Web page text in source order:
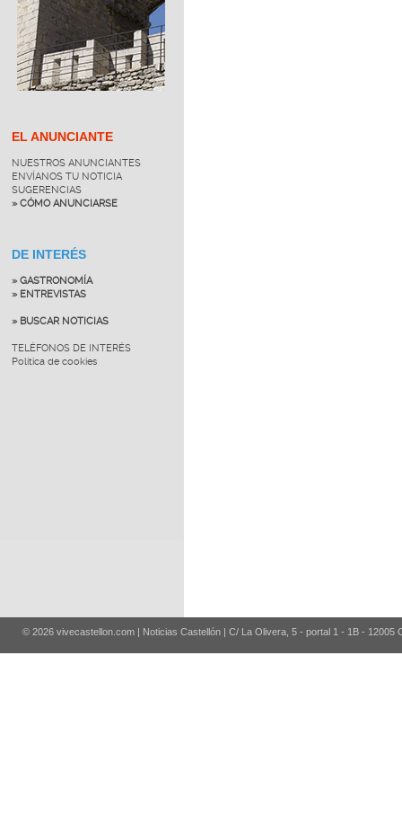
EL ANUNCIANTE
NUESTROS ANUNCIANTES
ENVÍANOS TU NOTICIA
SUGERENCIAS
» CÓMO ANUNCIARSE
DE INTERÉS
» GASTRONOMÍA
» ENTREVISTAS
» BUSCAR NOTICIAS
TELÉFONOS DE INTERÉS
Política de cookies
© 2026 vivecastellon.com | Noticias Castellón | C/ La Olivera, 5 - portal 1 - 1B - 12005